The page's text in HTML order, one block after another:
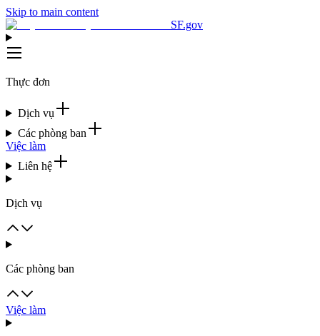
Skip to main content
SF.gov
Thực đơn
Dịch vụ
Các phòng ban
Việc làm
Liên hệ
Dịch vụ
Các phòng ban
Việc làm